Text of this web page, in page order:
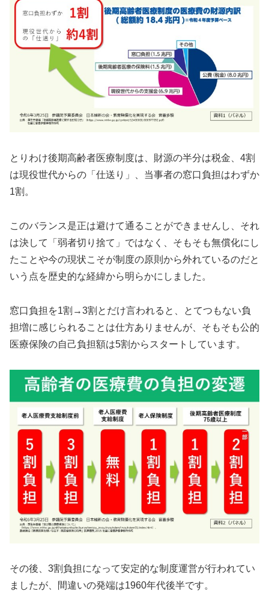
とりわけ後期高齢者医療制度は、財源の半分は税金、4割
は現役世代からの「仕送り」、当事者の窓口負担はわずか
1割。
このバランス是正は避けて通ることができませんし、それ
は決して「弱者切り捨て」ではなく、そもそも無償化にし
たことや今の現状こそが制度の原則から外れているのだと
いう点を歴史的な経緯から明らかにしました。
窓口負担を1割→3割とだけ言われると、とてつもない負
担増に感じられることは仕方ありませんが、そもそも公的
医療保険の自己負担額は5割からスタートしています。
その後、3割負担になって安定的な制度運営が行われてい
ましたが、間違いの発端は1960年代後半です。